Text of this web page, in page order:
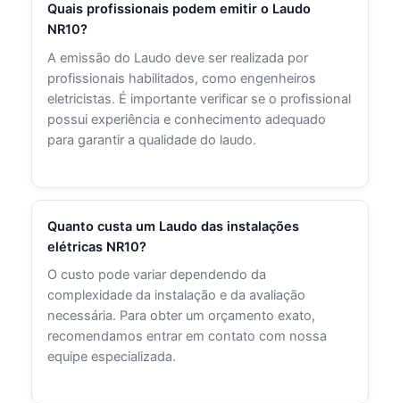
Quais profissionais podem emitir o Laudo
NR10?
A emissão do Laudo deve ser realizada por
profissionais habilitados, como engenheiros
eletricistas. É importante verificar se o profissional
possui experiência e conhecimento adequado
para garantir a qualidade do laudo.
Quanto custa um Laudo das instalações
elétricas NR10?
O custo pode variar dependendo da
complexidade da instalação e da avaliação
necessária. Para obter um orçamento exato,
recomendamos entrar em contato com nossa
equipe especializada.